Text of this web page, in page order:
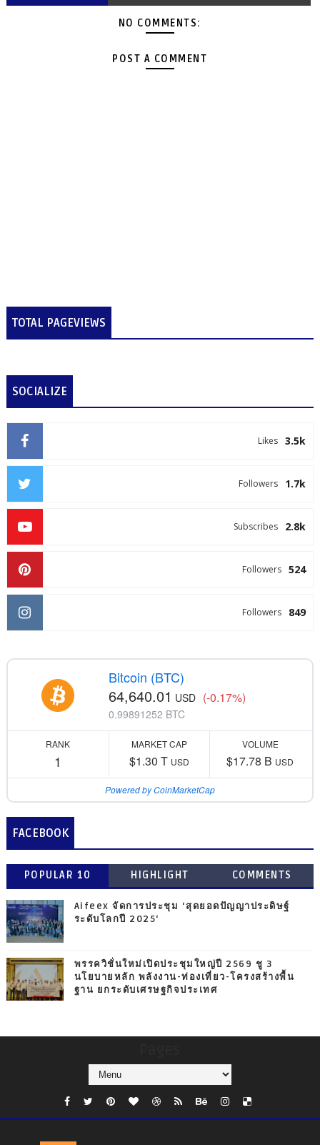
NO COMMENTS:
POST A COMMENT
TOTAL PAGEVIEWS
SOCIALIZE
3.5k
Likes
1.7k
Followers
2.8k
Subscribes
524
Followers
849
Followers
Bitcoin (BTC)
64,640.01 USD (-0.17%)
0.99891252 BTC
RANK
1
MARKET CAP
$1.30 T USD
VOLUME
$17.78 B USD
Powered by CoinMarketCap
FACEBOOK
POPULAR 10 HIGHLIGHT COMMENTS
Aifeex จัดการประชุม ‘สุดยอดปัญญาประดิษฐ์
ระดับโลกปี 2025‘
พรรควิชั่นใหม่เปิดประชุมใหญ่ปี 2569 ชู 3
นโยบายหลัก พลังงาน-ท่องเที่ยว-โครงสร้างพื้น
ฐาน ยกระดับเศรษฐกิจประเทศ